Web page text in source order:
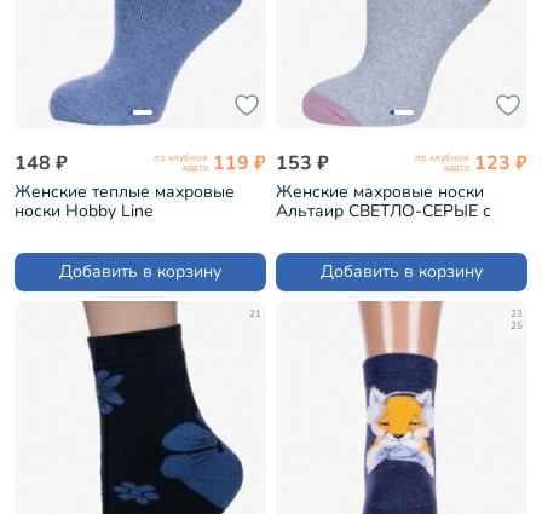
148 ₽ по клубной
карте 119 ₽
Женские теплые махровые
носки Hobby Line
Добавить в корзину
153 ₽ по клубной
карте 123 ₽
Женские махровые носки
Альтаир СВЕТЛО-СЕРЫЕ с
Добавить в корзину
21
23
25